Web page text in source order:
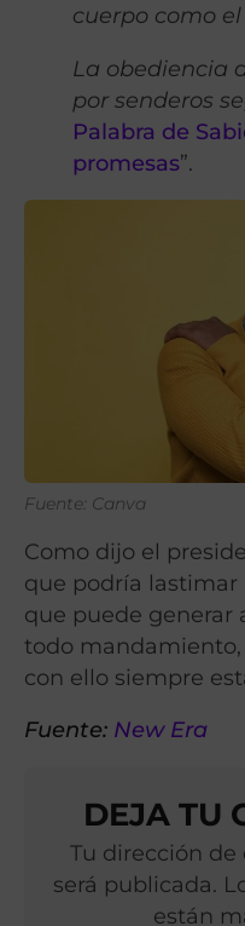
cuerpo como
La obediencia
por senderos
Palabra de
promesas”.
Fuente: Canva
Como dijo el
que podría
que puede generar
todo
con ello siempre
Fuente: New Era
DEJA TU
Tu dirección de
será publicada.
están